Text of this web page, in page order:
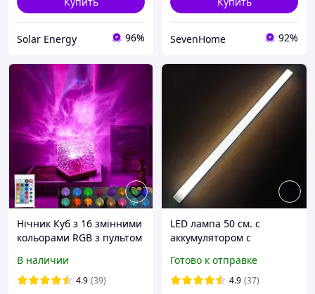
Solar Energy 96% SevenHome 92%
Нічник Куб з 16 змінними
кольорами RGB з пультом
USB (NK-22)
В наличии
4.9 (39)
LED лампа 50 см. с
аккумулятором с
магните/липучке
Готово к отправке
4.9 (37)